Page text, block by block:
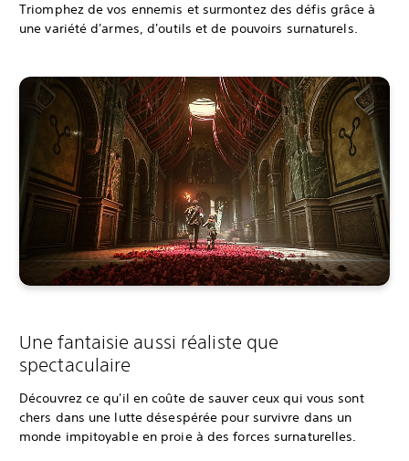
Triomphez de vos ennemis et surmontez des défis grâce à
une variété d'armes, d'outils et de pouvoirs surnaturels.
Une fantaisie aussi réaliste que
spectaculaire
Découvrez ce qu'il en coûte de sauver ceux qui vous sont
chers dans une lutte désespérée pour survivre dans un
monde impitoyable en proie à des forces surnaturelles.